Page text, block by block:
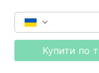
Купити по